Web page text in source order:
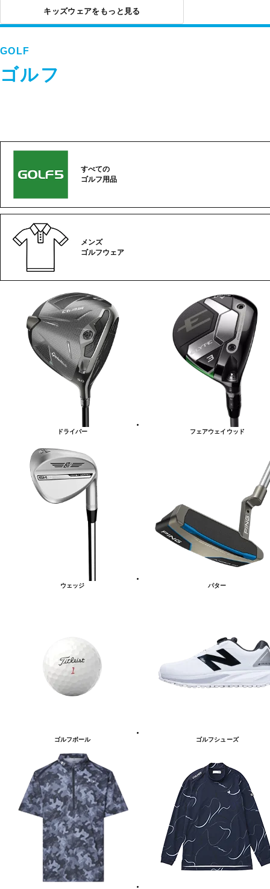
キッズウェアをもっと見る
ゴルフ
GOLF
すべての
ゴルフ用品
メンズ
ゴルフウェア
ドライバー フェアウェイウッド
ウェッジ パター
ゴルフボール ゴルフシューズ